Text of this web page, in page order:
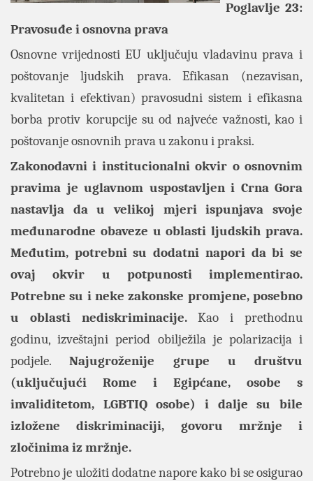
Poglavlje 23:
Pravosuđe i osnovna prava
Osnovne vrijednosti EU uključuju vladavinu prava i
poštovanje ljudskih prava. Efikasan (nezavisan,
kvalitetan i efektivan) pravosudni sistem i efikasna
borba protiv korupcije su od najveće važnosti, kao i
poštovanje osnovnih prava u zakonu i praksi.
Zakonodavni i institucionalni okvir o osnovnim
pravima je uglavnom uspostavljen i Crna Gora
nastavlja da u velikoj mjeri ispunjava svoje
međunarodne obaveze u oblasti ljudskih prava.
Međutim, potrebni su dodatni napori da bi se
ovaj okvir u potpunosti implementirao.
Potrebne su i neke zakonske promjene, posebno
u oblasti nediskriminacije.Kao i prethodnu
godinu, izveštajni period obilježila je polarizacija i
podjele.Najugroženije grupe u društvu
(uključujući Rome i Egipćane, osobe s
invaliditetom, LGBTIQ osobe) i dalje su bile
izložene diskriminaciji, govoru mržnje i
zločinima iz mržnje.
Potrebno je uložiti dodatne napore kako bi se osigurao